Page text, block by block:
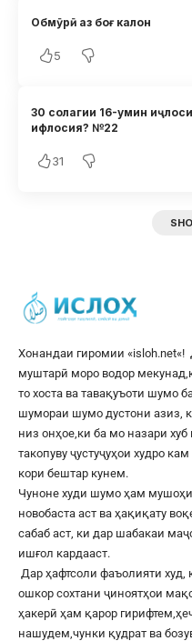
Обмӯрӣ аз боғ калон
5
30 солагии 16-умин
ифлосия? №22
31
Хонандаи гиромии «isloh.net«!
муштарӣ моро водор
то хоста ва тавақуъоти шумо
шумораи шумо дустони азиз,
низ онҳое,ки ба мо назари
такопуву ҷустуҷуҳои худро
кори бештар кунем.
Чуноне худи шумо ҳам
новобаста аст ва ҳақиқату
сабаб аст, ки дар шабакаи
ишғол кардааст.
Дар ҳафтсоли фаъолияти худ,
ошкор сохтани ҷиноятҳои
ҳакерӣ ҳам қарор
нашудем,чунки қудрат ва